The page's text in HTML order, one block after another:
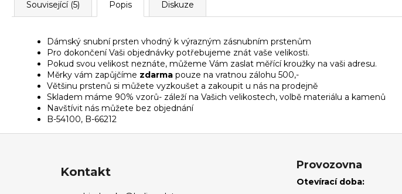
Související (5) Popis Diskuze
Dámský snubní prsten vhodný k výrazným zásnubním prstenům
Pro dokončení Vaši objednávky potřebujeme znát vaše velikosti.
Pokud svou velikost neznáte, můžeme Vám zaslat měřící kroužky na vaši adresu.
Měrky vám zapůjčíme zdarma pouze na vratnou zálohu 500,-
Většinu prstenů si můžete vyzkoušet a zakoupit u nás na prodejně
Skladem máme 90% vzorů- záleží na Vašich velikostech, volbě materiálu a kamenů
Navštívit nás můžete bez objednání
B-54100, B-66212
Kontakt Provozovna
Otevírací doba: